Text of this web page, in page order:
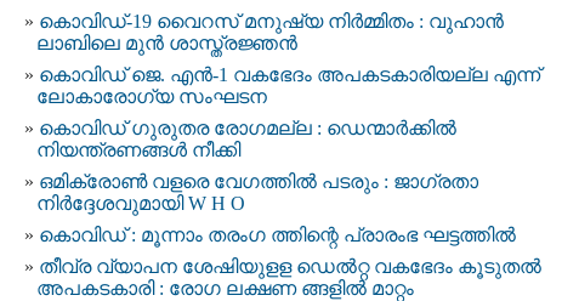
കൊവിഡ്-19 വൈറസ് മനുഷ്യ നിര്‍മ്മിതം : വുഹാന്‍
ലാബിലെ മുന്‍ ശാസ്ത്രജ്ഞന്‍
കൊവിഡ് ജെ. എൻ-1 വകഭേദം അപകടകാരിയല്ല എന്ന്
ലോകാരോഗ്യ സംഘടന
കൊവിഡ് ഗുരുതര രോഗമല്ല : ഡെന്മാർക്കിൽ
നിയന്ത്രണങ്ങള്‍ നീക്കി
ഒമിക്രോൺ വളരെ വേഗത്തിൽ പടരും : ജാഗ്രതാ
നിര്‍ദ്ദേശവുമായി W H O
കൊവിഡ് : മൂന്നാം തരംഗ ത്തിന്റെ പ്രാരംഭ ഘട്ടത്തില്‍
തീവ്ര വ്യാപന ശേഷിയുളള ഡെല്‍റ്റ വകഭേദം കൂടുതല്‍
അപകടകാരി : രോഗ ലക്ഷണ ങ്ങളില്‍ മാറ്റം